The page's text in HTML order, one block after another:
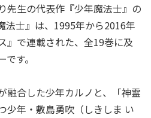
先生の代表作『少年魔法士』の
法士』は、1995年から2016年
』で連載された、全19巻に及
す。
融合した少年カルノと、「神霊
少年・敷島勇吹（しきしま い